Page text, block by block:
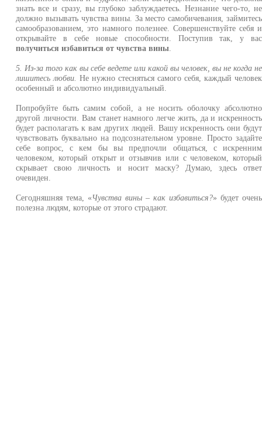
знать все и сразу, вы глубоко заблуждаетесь. Незнание чего-то, не
должно вызывать чувства вины. За место самобичевания, займитесь
самообразованием, это намного полезнее. Совершенствуйте себя и
открывайте в себе новые способности. Поступив так, у вас
получиться избавиться от чувства вины
5. Из-за того как вы себе ведете или какой вы человек, вы не когда не
лишитесь любви. Не нужно стесняться самого себя, каждый человек
особенный и абсолютно индивидуальный.
Попробуйте быть самим собой, а не носить оболочку абсолютно
другой личности. Вам станет намного легче жить, да и искренность
будет располагать к вам других людей. Вашу искренность они будут
чувствовать буквально на подсознательном уровне. Просто задайте
себе вопрос, с кем бы вы предпочли общаться, с искренним
человеком, который открыт и отзывчив или с человеком, который
скрывает свою личность и носит маску? Думаю, здесь ответ
очевиден.
Сегодняшняя тема, «Чувства вины – как избавиться?» будет очень
полезна людям, которые от этого страдают.